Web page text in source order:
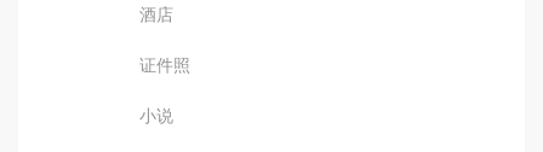
酒店
证件照
小说